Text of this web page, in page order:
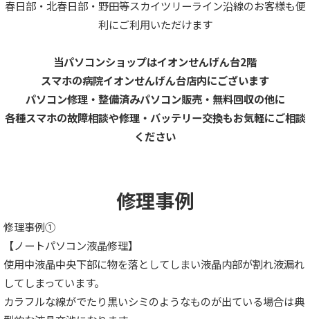
春日部・北春日部・野田等スカイツリーライン沿線のお客様も便
利にご利用いただけます
当パソコンショップはイオンせんげん台2階
スマホの病院イオンせんげん台店内にございます
パソコン修理・整備済みパソコン販売・無料回収の他に
各種スマホの故障相談や修理・バッテリー交換もお気軽にご相談
ください
修理事例
修理事例①
【ノートパソコン液晶修理】
使用中液晶中央下部に物を落としてしまい液晶内部が割れ液漏れ
してしまっています。
カラフルな線がでたり黒いシミのようなものが出ている場合は典